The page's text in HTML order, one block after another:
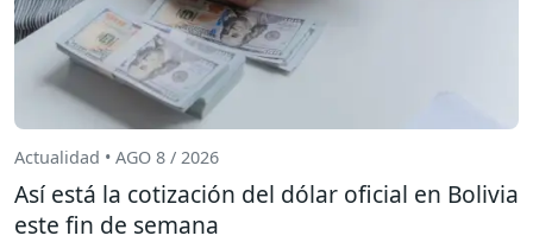
Actualidad • AGO 8 / 2026
Así está la cotización del dólar oficial en Bolivia
este fin de semana